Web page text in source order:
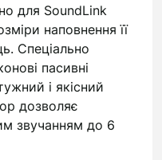
для SoundLink
наповнення її
Спеціально
пасивні
і якісний
дозволяє
звучанням до 6